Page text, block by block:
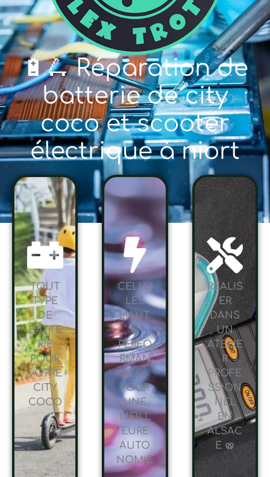
🔋🛴 Réparation de
batterie de city
coco et scooter
électrique à niort
TOUT
TYPE
DE
BATTE
RIE
POUR
VOTRE
CITY
COCO
CELLU
LES
HAUT
E
PERFO
RMAN
CE
POUR
UNE
MEILL
EURE
AUTO
NOMIE
RÉALIS
ER
DANS
UN
ATELIE
R
PROFE
SSION
NEL
EN
ALSAC
E 🥨